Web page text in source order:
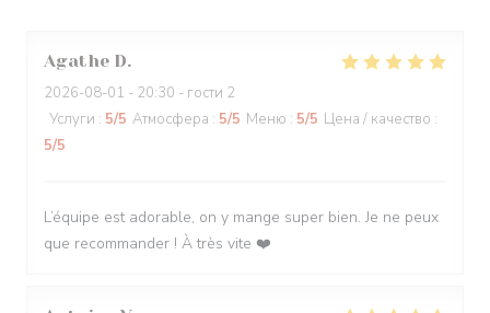
Agathe D
2026-08-01 - 20:30 - гости 2
Услуги : 5/5 Атмосфера : 5/5 Меню : 5/5 Цена / качество :
5/5
L’équipe est adorable, on y mange super bien. Je ne peux
que recommander ! À très vite ❤️